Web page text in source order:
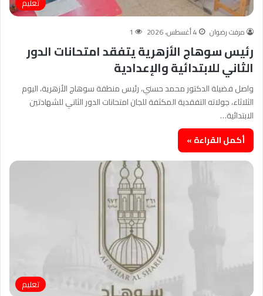
مرفت رضوان 4 أغسطس، 2026 1
رئيس سوهاج الأزهرية يتفقد امتحانات الدور
الثاني للابتدائية والإعدادية
واصل فضيلة الدكتور محمد حسني، رئيس منطقة سوهاج الأزهرية، اليوم
الثلاثاء، جولاته التفقدية المكثفة للجان امتحانات الدور الثاني للشهادتين
الابتدائية…
أكمل القراءة »
تعليم